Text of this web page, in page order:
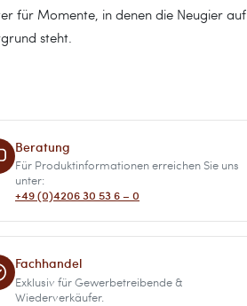
für Momente, in denen die Neugier auf
steht.
Beratung
Für Produktinformationen erreichen Sie uns
unter:
+49 (0)4206 30 53 6 – 0
Fachhandel
Exklusiv für Gewerbetreibende &
Wiederverkäufer.